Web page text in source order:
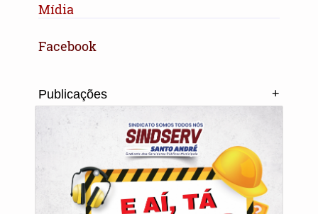
Mídia
Facebook
Publicações +